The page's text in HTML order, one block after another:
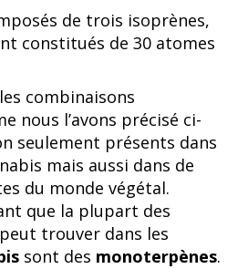
de trois isoprènes,
constitués de 30 atomes
combinaisons
nous l’avons précisé ci-
seulement présents dans
mais aussi dans de
du monde végétal.
que la plupart des
trouver dans les
sont des monoterpènes.